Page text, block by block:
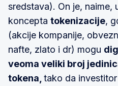
sredstava). On je,
koncepta tokenizacije,
(akcije kompanije,
nafte, zlato i dr) mogu
veoma veliki broj
tokena, tako da